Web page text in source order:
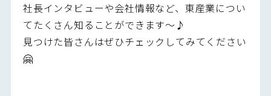
社長インタビューや会社情報など、東産業につい
てたくさん知ることができます～♪
見つけた皆さんはぜひチェックしてみてください
🤗